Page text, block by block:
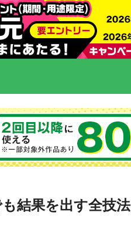
結果を出す全技法